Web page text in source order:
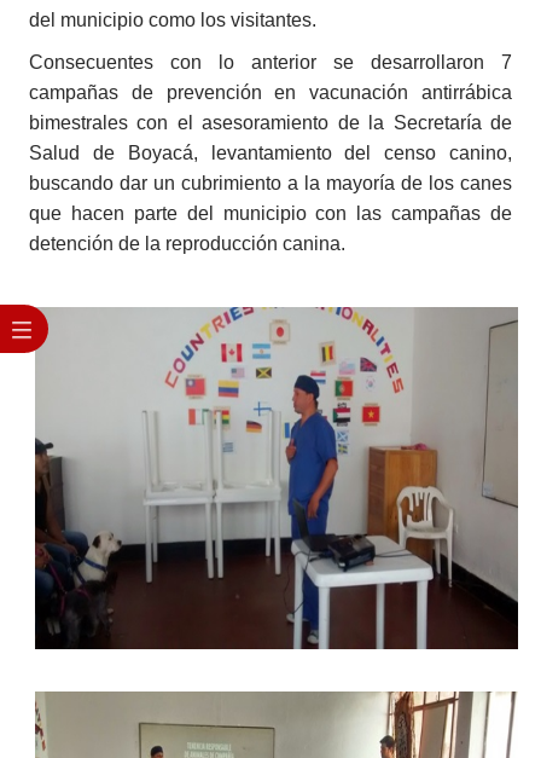
del municipio como los visitantes.
Consecuentes con lo anterior se desarrollaron 7
campañas de prevención en vacunación antirrábica
bimestrales con el asesoramiento de la Secretaría de
Salud de Boyacá, levantamiento del censo canino,
buscando dar un cubrimiento a la mayoría de los canes
que hacen parte del municipio con las campañas de
detención de la reproducción canina.​